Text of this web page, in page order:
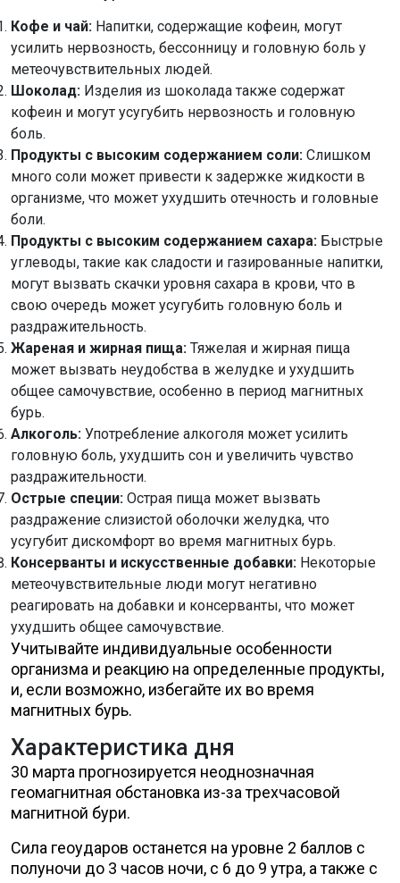
Кофе и чай: Напитки, содержащие кофеин, могут
усилить нервозность, бессонницу и головную боль у
метеочувствительных людей.
Шоколад: Изделия из шоколада также содержат
кофеин и могут усугубить нервозность и головную
боль.
Продукты с высоким содержанием соли: Слишком
много соли может привести к задержке жидкости в
организме, что может ухудшить отечность и головные
боли.
Продукты с высоким содержанием сахара: Быстрые
углеводы, такие как сладости и газированные напитки,
могут вызвать скачки уровня сахара в крови, что в
свою очередь может усугубить головную боль и
раздражительность.
Жареная и жирная пища: Тяжелая и жирная пища
может вызвать неудобства в желудке и ухудшить
общее самочувствие, особенно в период магнитных
бурь.
Алкоголь: Употребление алкоголя может усилить
головную боль, ухудшить сон и увеличить чувство
раздражительности.
Острые специи: Острая пища может вызвать
раздражение слизистой оболочки желудка, что
усугубит дискомфорт во время магнитных бурь.
Консерванты и искусственные добавки: Некоторые
метеочувствительные люди могут негативно
реагировать на добавки и консерванты, что может
ухудшить общее самочувствие.
Учитывайте индивидуальные особенности
организма и реакцию на определенные продукты,
и, если возможно, избегайте их во время
магнитных бурь.
Характеристика дня
30 марта прогнозируется неоднозначная
геомагнитная обстановка из-за трехчасовой
магнитной бури.
Сила геоударов останется на уровне 2 баллов с
полуночи до 3 часов ночи, с 6 до 9 утра, а также с